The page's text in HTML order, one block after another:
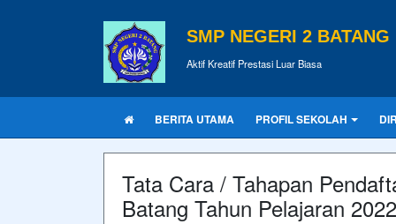
SMP NEGERI 2 BATANG
Aktif Kreatif Prestasi Luar Biasa
BERITA UTAMA PROFIL SEKOLAH
Tata Cara / Tahapan
Batang Tahun Pelajaran